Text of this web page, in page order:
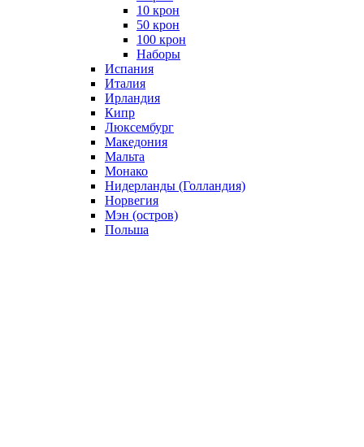
10 крон
50 крон
100 крон
Наборы
Испания
Италия
Ирландия
Кипр
Люксембург
Македония
Мальта
Монако
Нидерланды (Голландия)
Норвегия
Мэн (остров)
Польша